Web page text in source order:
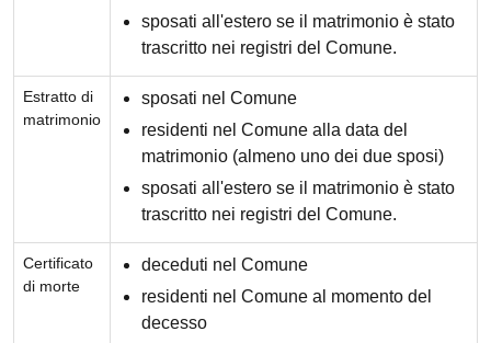
sposati all'estero se il matrimonio è stato
trascritto nei registri del Comune.
Estratto di
matrimonio
sposati nel Comune
residenti nel Comune alla data del
matrimonio (almeno uno dei due sposi)
sposati all'estero se il matrimonio è stato
trascritto nei registri del Comune.
Certificato
di morte
deceduti nel Comune
residenti nel Comune al momento del
decesso